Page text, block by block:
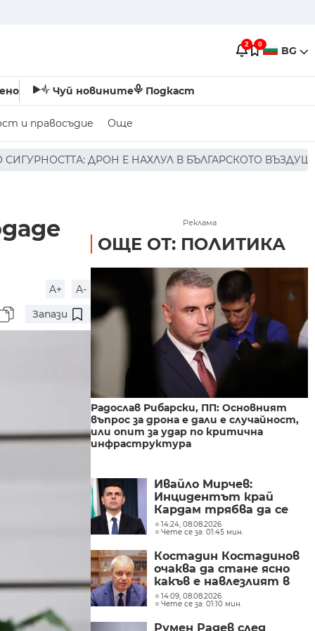
2 0 BG
Чуй новините Подкаст
и правосъдие Още
В БЪЛГАРСКОТО ВЪЗДУШНО ПРОСТРАНСТВО *
A+
A-
Запази
Реклама
ОЩЕ ОТ: ПОЛИТИКА
Радослав Рибарски, ПП: Основният
въпрос за дрона е дали е случайност,
или опит за удар по критична
инфраструктура
Ивайло Мирчев:
Инцидентът край
Кардам трябва да се
разследва като
потенциален
14:24, 08.08.2026
Чете се за: 01:45 мин.
Костадин Костадинов
очаква да стане ясно
какъв е навлезлият в
българското въздушно
пространство дрон
14:09, 08.08.2026
Чете се за: 01:10 мин.
Румен Радев след